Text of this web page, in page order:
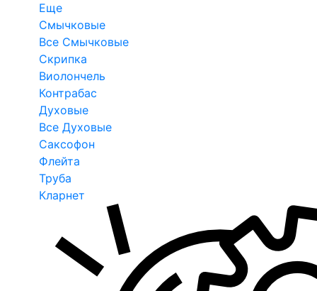
Еще
Смычковые
Все Смычковые
Скрипка
Виолончель
Контрабас
Духовые
Все Духовые
Саксофон
Флейта
Труба
Кларнет